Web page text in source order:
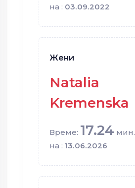
на : 03.09.2022
Жени
Natalia
Kremenska
Време: 17.24 мин.
на : 13.06.2026